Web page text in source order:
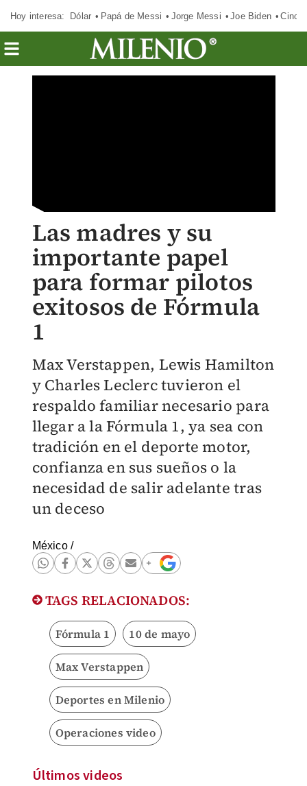
Hoy interesa: Dólar Papá de Messi Jorge Messi Joe Biden
Las madres y su
importante papel
para formar pilotos
exitosos de Fórmula
1
Max Verstappen, Lewis Hamilton
y Charles Leclerc tuvieron el
respaldo familiar necesario para
llegar a la Fórmula 1, ya sea con
tradición en el deporte motor,
confianza en sus sueños o la
necesidad de salir adelante tras
un deceso
México/
TAGS RELACIONADOS:
Fórmula 1 10 de mayo
Max Verstappen
Deportes en Milenio
Operaciones video
Últimos videos